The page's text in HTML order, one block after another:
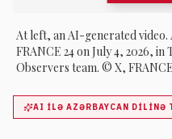
At left, an AI-generated
FRANCE 24 on July 4, 2026,
Observers team. © X,
AI ILƏ AZƏRBAYCAN DILINƏ